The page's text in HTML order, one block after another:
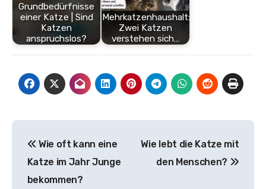
Grundbedürfnisse
einer Katze | Sind
Katzen
anspruchslos?
Mehrkatzenhaushalt:
Zwei Katzen
verstehen sich…
Wie oft kann eine
Katze im Jahr Junge
bekommen?
Wie lebt die Katze mit
den Menschen?